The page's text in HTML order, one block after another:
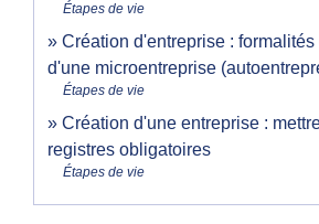
Étapes de vie
Création d'entreprise :
d'une microentreprise
Étapes de vie
Création d'une entreprise :
registres obligatoires
Étapes de vie